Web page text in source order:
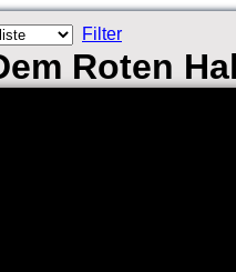
Filter
Roten